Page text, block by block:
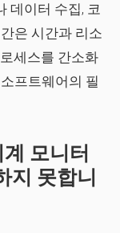
데이터 수집, 코
은 시간과 리소
세스를 간소화
프트웨어의 필
모니터
지 못합니